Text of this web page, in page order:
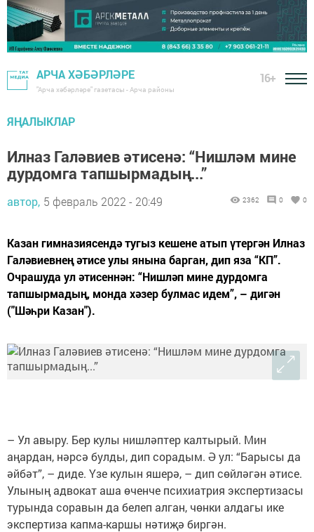
АРЧА ХӘБӘРЛӘРЕ
"Арча хәбәрләре" газетасы - Арча районы
16+
ЯҢАЛЫКЛАР
Илназ Галәвиев әтисенә: “Нишләм мине
дурдомга тапшырмадың...”
автор, 5 февраль 2022 - 20:49 2362 0 0
Казан гимназиясендә тугыз кешене атып үтергән Илназ
Галәвиевнең әтисе улы янына барган, дип яза “КП”.
Очрашуда ул әтисеннән: “Нишләп мине дурдомга
тапшырмадың, монда хәзер булмас идем”, – дигән
("Шәһри Казан").
– Ул авыру. Бер кулы нишләптер калтырый. Мин
аңардан, нәрсә булды, дип сорадым. Ә ул: “Барысы да
әйбәт”, – диде. Үзе кулын яшерә, – дип сөйләгән әтисе.
Улының адвокат аша өченче психиатрия экспертизасы
турында соравын да белеп алган, чөнки алдагы ике
экспертиза капма-каршы нәтиҗә биргән.